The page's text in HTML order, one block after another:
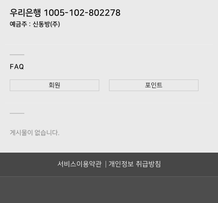
우리은행 1005-102-802278
예금주 : 신동방(주)
FAQ
회원 포인트
게시물이 없습니다.
서비스이용약관 개인정보 취급방침